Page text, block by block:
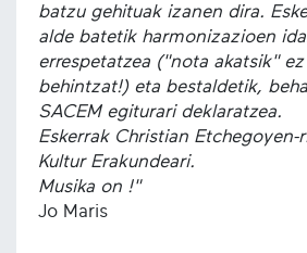
batzu gehituak izanen dira.
alde batetik harmonizazioen
errespetatzea ("nota akatsik"
behintzat!) eta bestaldetik,
SACEM egiturari deklaratzea.
Eskerrak Christian Etchegoyen-
Kultur Erakundeari.
Musika on !"
Jo Maris